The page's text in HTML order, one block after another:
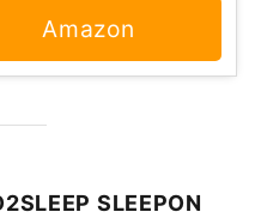
Amazon
SLEEPON